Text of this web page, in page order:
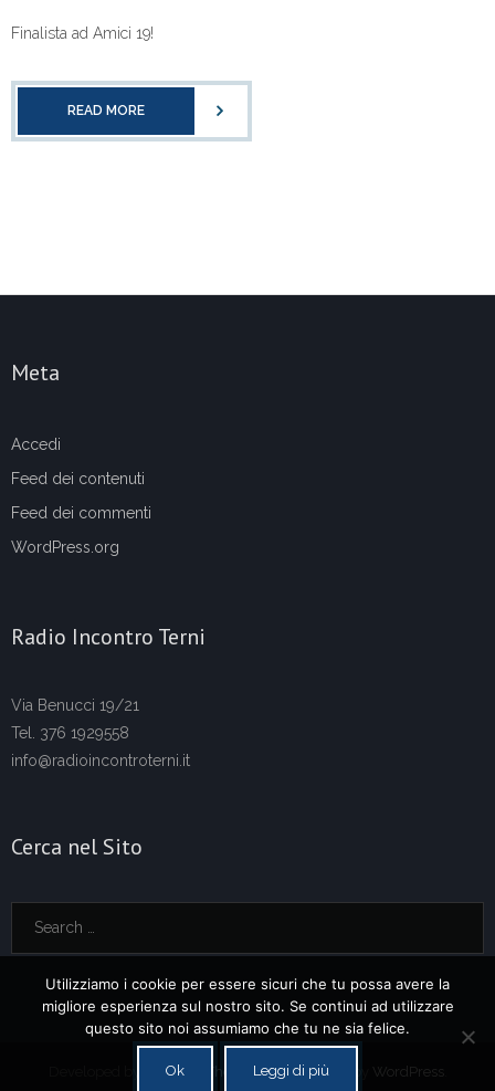
Finalista ad Amici 19!
READ MORE
Meta
Accedi
Feed dei contenuti
Feed dei commenti
WordPress.org
Radio Incontro Terni
Via Benucci 19/21
Tel. 376 1929558
info@radioincontroterni.it
Cerca nel Sito
Think Up Themes Ltd. Powered by WordPress
Utilizziamo i cookie per essere sicuri che tu possa avere la
migliore esperienza sul nostro sito. Se continui ad utilizzare
questo sito noi assumiamo che tu ne sia felice.
Ok Leggi di più